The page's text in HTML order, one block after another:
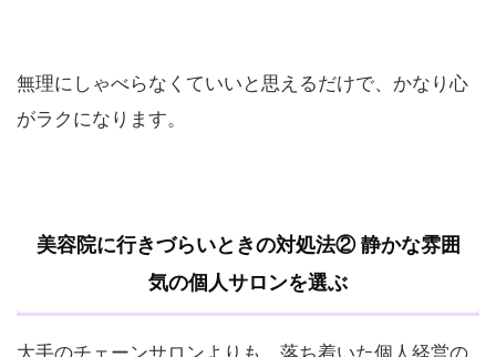
無理にしゃべらなくていいと思えるだけで、かなり心
がラクになります。
美容院に行きづらいときの対処法② 静かな雰囲
気の個人サロンを選ぶ
大手のチェーンサロンよりも、落ち着いた個人経営の